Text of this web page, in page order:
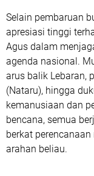
Selain pembaruan
apresiasi tinggi
Agus dalam
agenda nasional.
arus balik Lebaran,
(Nataru), hingga
kemanusiaan dan
bencana, semua
berkat
arahan beliau.